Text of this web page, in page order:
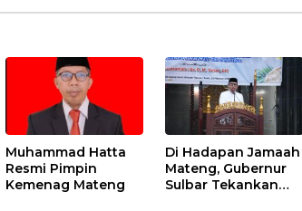
Muhammad Hatta
Resmi Pimpin
Kemenag Mateng
Di Hadapan Jamaah
Mateng, Gubernur
Sulbar Tekankan